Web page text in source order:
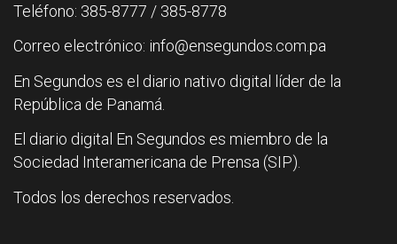
Teléfono: 385-8777 / 385-8778
Correo electrónico: info@ensegundos.com.pa
En Segundos es el diario nativo digital líder de la
República de Panamá.
El diario digital En Segundos es miembro de la
Sociedad Interamericana de Prensa (SIP).
Todos los derechos reservados.